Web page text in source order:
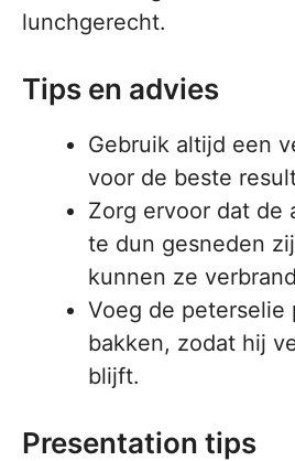
lunchgerecht.
Tips en advies
Gebruik altijd een
voor de beste
Zorg ervoor dat de
te dun gesneden
kunnen ze
Voeg de peterselie
bakken, zodat hij
blijft.
Presentation tips